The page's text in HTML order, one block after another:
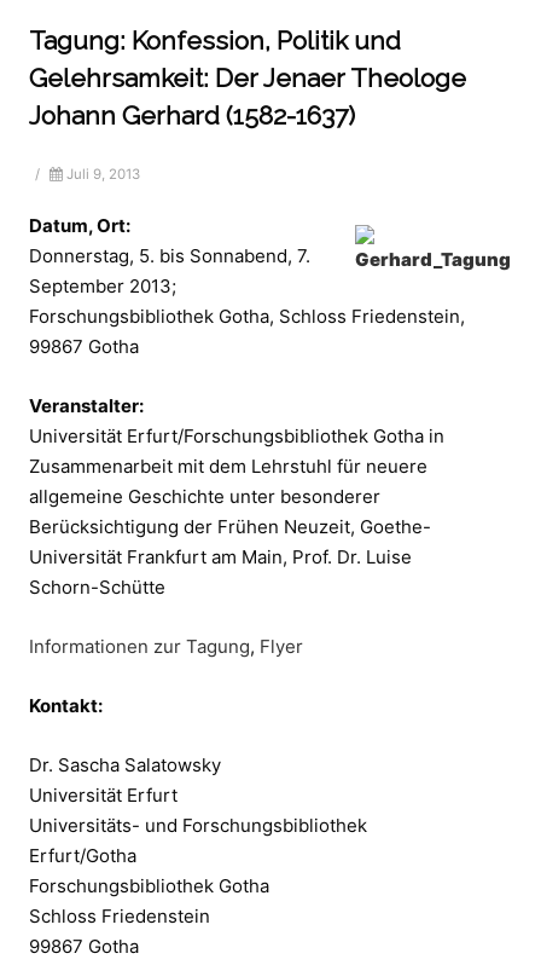
Tagung: Konfession, Politik und
Gelehrsamkeit: Der Jenaer Theologe
Johann Gerhard (1582-1637)
/ Juli 9, 2013
Datum, Ort:
Donnerstag, 5. bis Sonnabend, 7.
September 2013;
Forschungsbibliothek Gotha, Schloss Friedenstein,
99867 Gotha
Veranstalter:
Universität Erfurt/Forschungsbibliothek Gotha in
Zusammenarbeit mit dem Lehrstuhl für neuere
allgemeine Geschichte unter besonderer
Berücksichtigung der Frühen Neuzeit, Goethe-
Universität Frankfurt am Main, Prof. Dr. Luise
Schorn-Schütte
Informationen zur Tagung, Flyer
Kontakt:
Dr. Sascha Salatowsky
Universität Erfurt
Universitäts- und Forschungsbibliothek
Erfurt/Gotha
Forschungsbibliothek Gotha
Schloss Friedenstein
99867 Gotha